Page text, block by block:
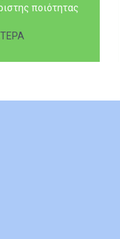
ποιότητας
πιο υψηλές